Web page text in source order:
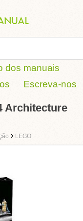
dos manuais
Escreva-nos
Architecture
› LEGO